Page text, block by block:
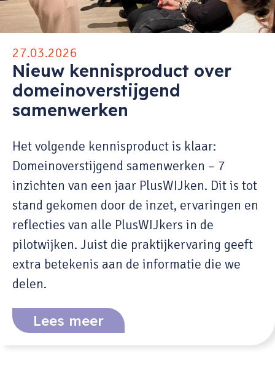
27.03.2026
Nieuw kennisproduct over
domeinoverstijgend
samenwerken
Het volgende kennisproduct is klaar:
Domeinoverstijgend samenwerken – 7
inzichten van een jaar PlusWIJken. Dit is tot
stand gekomen door de inzet, ervaringen en
reflecties van alle PlusWIJkers in de
pilotwijken. Juist die praktijkervaring geeft
extra betekenis aan de informatie die we
delen.
Lees meer